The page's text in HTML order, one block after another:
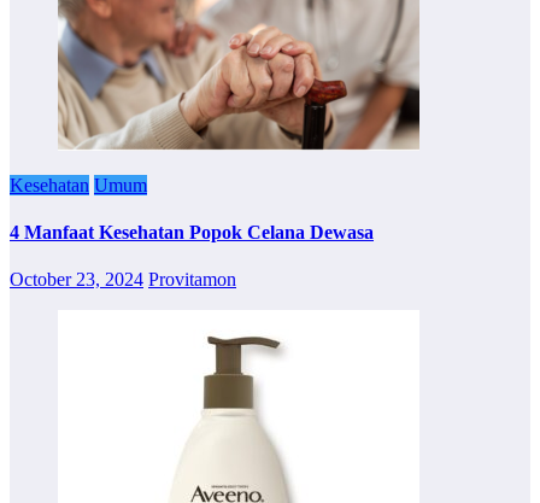
Kesehatan Umum
4 Manfaat Kesehatan Popok Celana Dewasa
October 23, 2024 Provitamon